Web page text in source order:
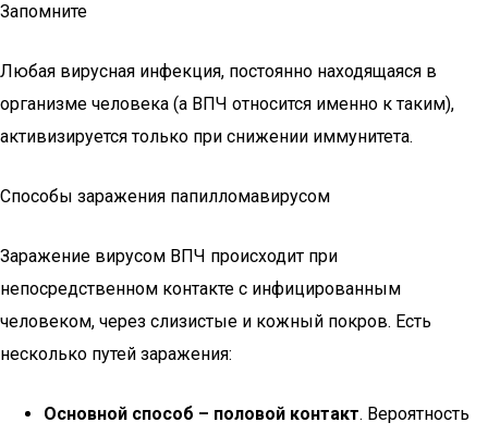
Запомните
Любая вирусная инфекция, постоянно находящаяся в
организме человека (а ВПЧ относится именно к таким),
активизируется только при снижении иммунитета.
Способы заражения папилломавирусом
Заражение вирусом ВПЧ происходит при
непосредственном контакте с инфицированным
человеком, через слизистые и кожный покров. Есть
несколько путей заражения:
Основной способ – половой контакт. Вероятность